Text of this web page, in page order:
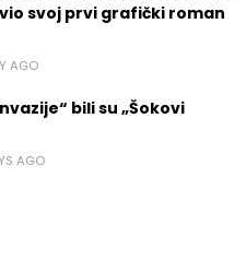
svoj prvi grafički roman
AGO
bili su „Šokovi
AGO